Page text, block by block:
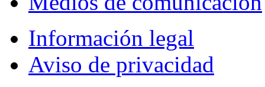
Información legal
Aviso de privacidad